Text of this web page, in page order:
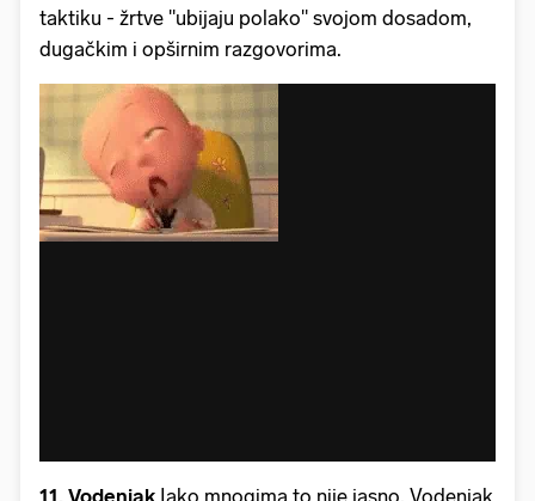
taktiku - žrtve "ubijaju polako" svojom dosadom,
dugačkim i opširnim razgovorima.
11. Vodenjak Iako mnogima to nije jasno, Vodenjak